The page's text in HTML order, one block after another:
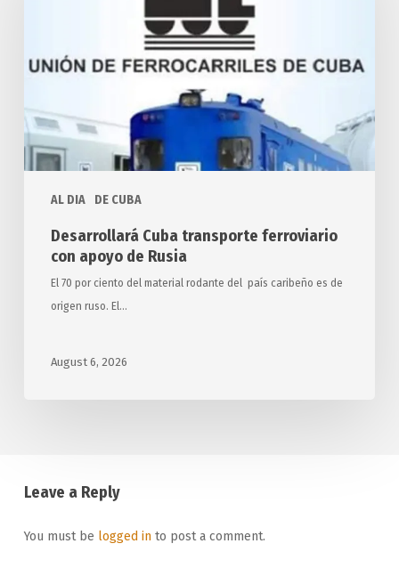
AL DIA DE CUBA
apoyo
Rusia
Desarrollará Cuba transporte ferroviario
con apoyo de Rusia
El 70 por ciento del material rodante del país caribeño es de
origen ruso. El…
August 6, 2026
Leave a Reply
You must be logged into post a comment.